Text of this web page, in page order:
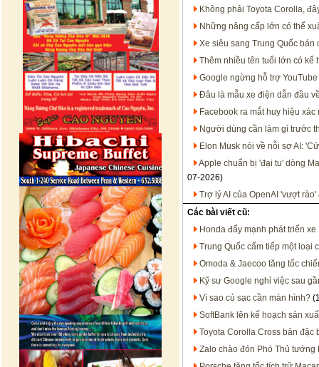
Không phải Toyota Corolla,
Những nâng cấp lớn có thể
Xe siêu sang Trung Quốc
Thêm nhiều tên tuổi lớn có kế
Google ngừng hỗ trợ
Đâu là mẫu xe điện dẫn đầu
Facebook ra mắt huy hiệu
Người dùng cần làm gì trước
Elon Musk nói về nỗi sợ AI:
Apple chuẩn bị 'đại tu' dòng
07-2026)
Trợ lý AI của OpenAI 'vượt
Các bài viết cũ:
Honda đẩy mạnh phát triển
Trung Quốc cấm tiếp một loại
Omoda & Jaecoo tăng tốc
Kỹ sư Google nghỉ việc sau
Vì sao củ sạc cần màn hình?
SoftBank lên kế hoạch sản
Toyota Corolla Cross bản đặc
Zalo chào đón Phó Thủ tướng